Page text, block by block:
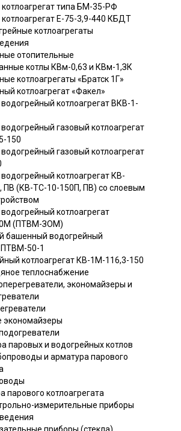
типа БМ-35-РФ
Е-75-3,9-440 КБДТ
котлоагрегаты
отопительные
котлы КВм-0,63 и КВм-1,ЗК
котлоагрегаты «Братск 1Г»
котлоагрегат «Факел»
котлоагрегат ВКВ-1-
газовый котлоагрегат
150
газовый котлоагрегат
котлоагрегат КВ-
ПВ (КВ-ТС-10-150П, ПВ) со слоевым
котлоагрегат
(ПТВМ-ЗОМ)
башенный водогрейный
ПТВМ-50-1
котлоагрегат КВ-1М-116,3-150
теплоснабжение
экономайзеры и
экономайзеры
паровых и водогрейных котлов
и арматура парового
парового котлоагрегата
измерительные приборы
приборы (стекла)